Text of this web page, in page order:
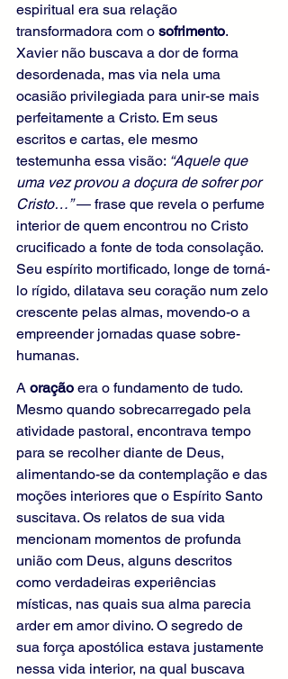
espiritual era sua relação
transformadora com o sofrimento.
Xavier não buscava a dor de forma
desordenada, mas via nela uma
ocasião privilegiada para unir-se mais
perfeitamente a Cristo. Em seus
escritos e cartas, ele mesmo
testemunha essa visão: “Aquele que
uma vez provou a doçura de sofrer por
Cristo…” — frase que revela o perfume
interior de quem encontrou no Cristo
crucificado a fonte de toda consolação.
Seu espírito mortificado, longe de torná-
lo rígido, dilatava seu coração num zelo
crescente pelas almas, movendo-o a
empreender jornadas quase sobre-
humanas.
A oração era o fundamento de tudo.
Mesmo quando sobrecarregado pela
atividade pastoral, encontrava tempo
para se recolher diante de Deus,
alimentando-se da contemplação e das
moções interiores que o Espírito Santo
suscitava. Os relatos de sua vida
mencionam momentos de profunda
união com Deus, alguns descritos
como verdadeiras experiências
místicas, nas quais sua alma parecia
arder em amor divino. O segredo de
sua força apostólica estava justamente
nessa vida interior, na qual buscava